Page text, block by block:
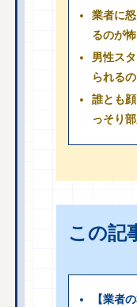
業者に
るのが
男性ス
られる
誰とも
っそり
この記
【業者